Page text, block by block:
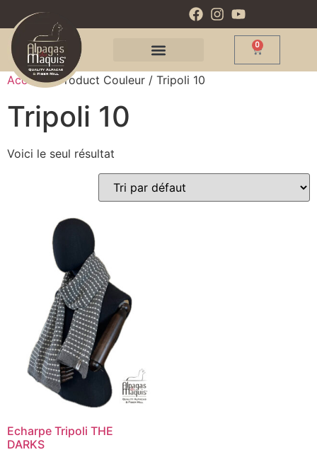
0
Accueil/ Product Couleur / Tripoli 10
Tripoli 10
Voici le seul résultat
Echarpe Tripoli THE
DARKS